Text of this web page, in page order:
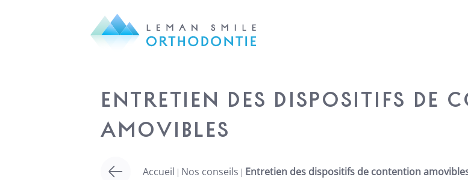
ENTRETIEN DES DISPOSITIFS DE
AMOVIBLES
Accueil | Nos conseils | Entretien des dispositifs de contention